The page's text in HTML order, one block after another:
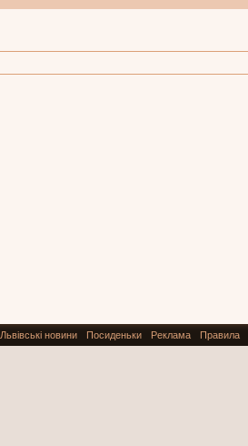
Львівські новини Посиденьки Реклама Правила